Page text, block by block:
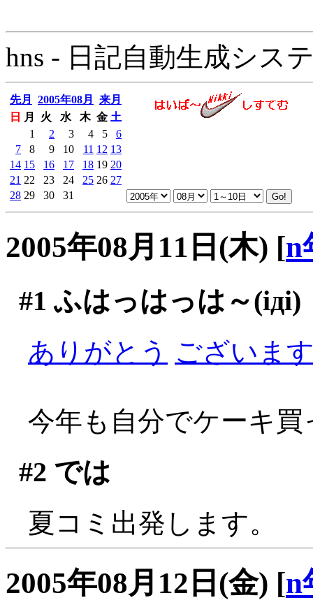
hns - 日記自動生成シス
先月 2005年08月
来月
日
月 火 水 木 金 土
1
2 3 4 5
6
7
8 9 10 11 12 13
14 15 16 17 18 19 20
21 22 23 24 25 26 27
28 29 30 31
2005年08月11日(木) [n
#1 ふはっはっは～(iдi)
ありがとう ございま
今年も自分でケーキ買
#2 では
夏コミ出発します。
2005年08月12日(金) [n